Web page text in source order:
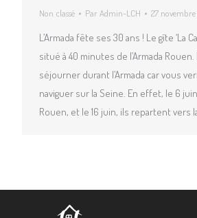
Non classé Par Admin-LCH 27 novembre
L’Armada fête ses 30 ans ! Le gîte ‘La
situé à 40 minutes de l’Armada
séjourner durant l’Armada car vous
naviguer sur la Seine. En effet, le 6
Rouen, et le 16 juin, ils repartent vers